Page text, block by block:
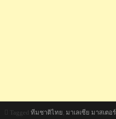
Tagged ทีมชาติไทย, มาเลเซีย มาสเตอ